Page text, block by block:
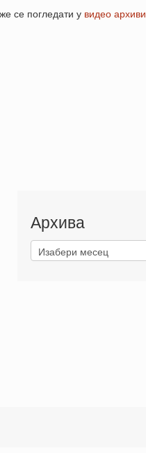
се погледати у видео архиви
Архива